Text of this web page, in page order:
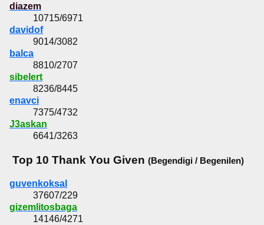
diazem
10715/6971
davidof
9014/3082
balca
8810/2707
sibelert
8236/8445
enavci
7375/4732
J3askan
6641/3263
Top 10 Thank You Given (Begendigi / Begenilen)
guvenkoksal
37607/229
gizemlitosbaga
14146/4271